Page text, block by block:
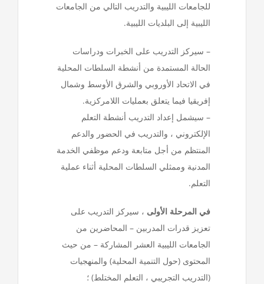
للجامعات الليبية والتدريب التالي من الجامعات
الليبية إلى البلديات الليبية.
– سيركز التدريب على الخبرات ودراسات
الحالة المستمدة من أنشطة السلطات المحلية
في الاتحاد الأوروبي والشرق الأوسط وشمال
إفريقيا فيما يتعلق بعمليات اللامركزية.
– سيشمل إعداد التدريب أنشطة التعلم
الإلكتروني ، والتدريب في الحضور والدعم
المنتظم من أجل متابعة ودعم موظفي الخدمة
المدنية وممثلي السلطات المحلية أثناء عملية
التعلم.
في المرحلة الأولى ، سيركز التدريب على
تعزيز قدرات المدربين – المحاضرين من
الجامعات الليبية العشر المشاركة – من حيث
المحتوى (حول التنمية المحلية) والمنهجيات
(التدريب التجريبي ، التعلم المختلط) ؛